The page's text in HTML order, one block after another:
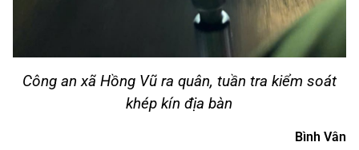
Công an xã Hồng Vũ ra quân, tuần tra kiểm soát
khép kín địa bàn
Bình Vân